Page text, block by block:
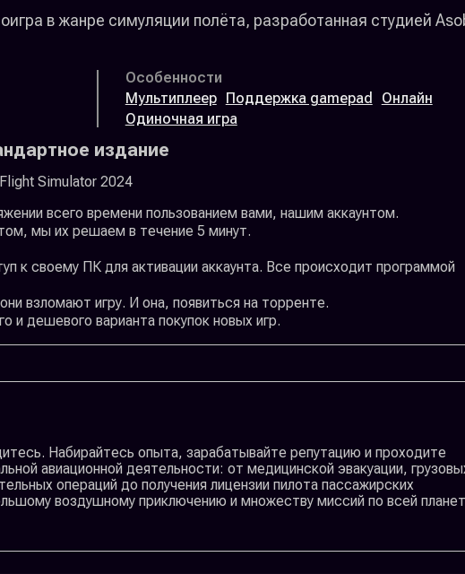
в жанре симуляции полёта, разработанная студией
Особенности
Мультиплеер Поддержка gamepad
Онлайн
Одиночная игра
издание
Simulator 2024
всего времени пользованием вами, нашим аккаунтом.
мы их решаем в течение 5 минут.
к своему ПК для активации аккаунта. Все происходит программой
взломают игру. И она, появиться на торренте.
и дешевого варианта покупок новых игр.
Набирайтесь опыта, зарабатывайте репутацию и проходите
авиационной деятельности: от медицинской эвакуации,
операций до получения лицензии пилота пассажирских
воздушному приключению и множеству миссий по всей